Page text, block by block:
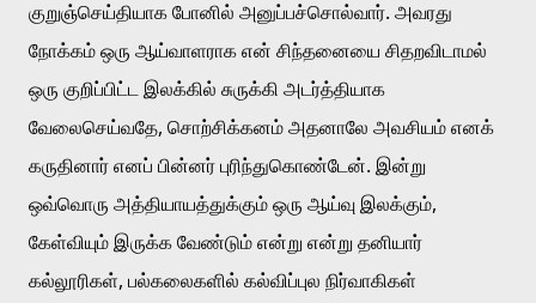
குறுஞ்செய்தியாக போனில் அனுப்பச்சொல்வார். அவரது
நோக்கம் ஒரு ஆய்வாளராக என் சிந்தனையை சிதறவிடாமல்
ஒரு குறிப்பிட்ட இலக்கில் சுருக்கி அடர்த்தியாக
வேலைசெய்வதே, சொற்சிக்கனம் அதனாலே அவசியம் எனக்
கருதினார் எனப் பின்னர் புரிந்துகொண்டேன். இன்று
ஒவ்வொரு அத்தியாயத்துக்கும் ஒரு ஆய்வு இலக்கும்,
கேள்வியும் இருக்க வேண்டும் என்று என்று தனியார்
கல்லூரிகள், பல்கலைகளில் கல்விப்புல நிர்வாகிகள்